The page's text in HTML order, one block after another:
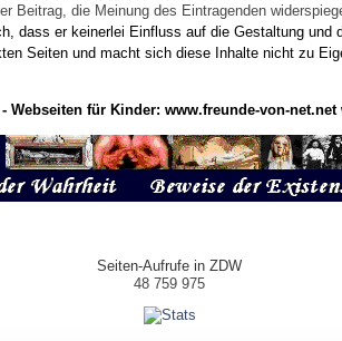
die Meinung des Eintragenden
dass er keinerlei Einfluss auf die Gestaltung
Seiten und macht sich diese Inhalte nicht zu
Webseiten für Kinder: www.freunde-von-net.net
Seiten-Aufrufe in ZDW
48 759 975